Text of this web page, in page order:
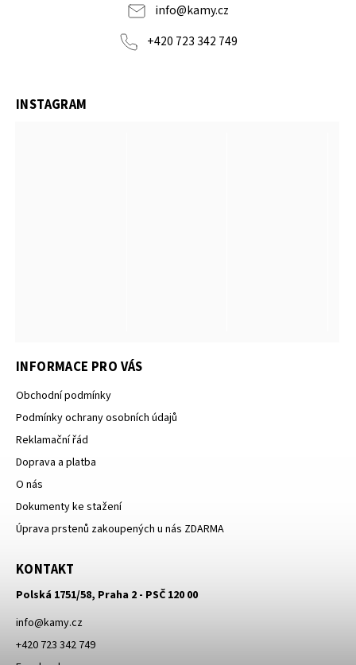
info@kamy.cz
+420 723 342 749
INFORMACE PRO VÁS
Obchodní podmínky
Podmínky ochrany osobních údajů
Reklamační řád
Doprava a platba
O nás
Dokumenty ke stažení
Úprava prstenů zakoupených u nás ZDARMA
KONTAKT
Polská 1751/58, Praha 2 - PSČ 120 00
info@kamy.cz
+420 723 342 749
INSTAGRAM